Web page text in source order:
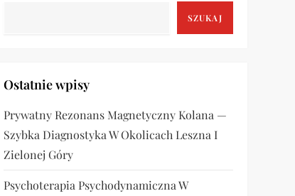
SZUKAJ
Ostatnie wpisy
Prywatny Rezonans Magnetyczny Kolana —
Szybka Diagnostyka W Okolicach Leszna I
Zielonej Góry
Psychoterapia Psychodynamiczna W